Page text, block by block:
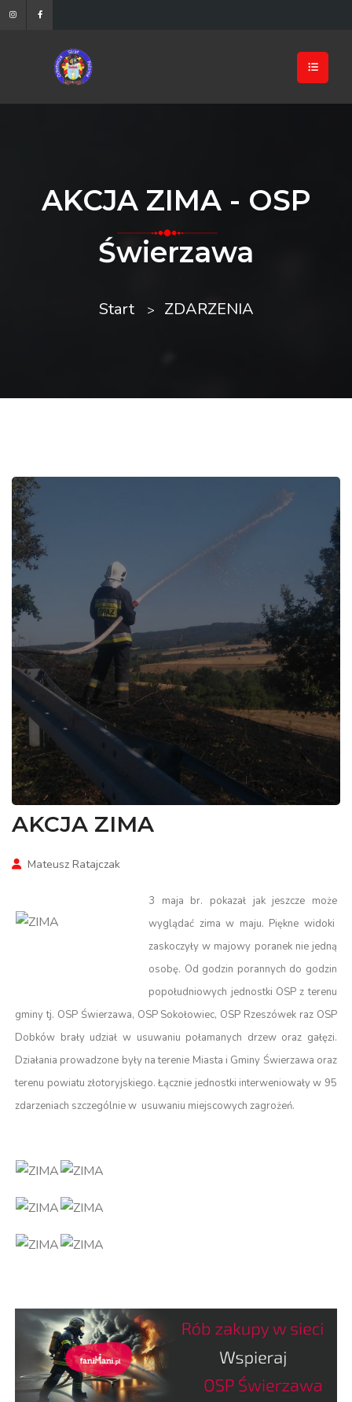
AKCJA ZIMA - OSP
Świerzawa
Start ZDARZENIA
AKCJA ZIMA
Mateusz Ratajczak
3 maja br. pokazał jak jeszcze może
wyglądać zima w maju. Piękne widoki
zaskoczyły w majowy poranek nie jedną
osobę. Od godzin porannych do godzin
popołudniowych jednostki OSP z terenu
gminy tj. OSP Świerzawa, OSP Sokołowiec, OSP Rzeszówek raz OSP
Dobków brały udział w usuwaniu połamanych drzew oraz gałęzi.
Działania prowadzone były na terenie Miasta i Gminy Świerzawa oraz
terenu powiatu złotoryjskiego. Łącznie jednostki interweniowały w 95
zdarzeniach szczególnie w usuwaniu miejscowych zagrożeń.